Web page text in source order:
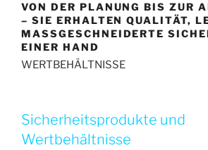
VON DER PLANUNG BIS ZUR
– SIE ERHALTEN QUALITÄT,
MASSGESCHNEIDERTE
INER HAND
WERTBEHÄLTNISSE
Sicherheitsprodukte und
Wertbehältnisse